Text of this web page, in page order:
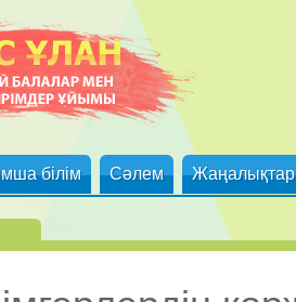
білім Сәлем Жаңалықтар